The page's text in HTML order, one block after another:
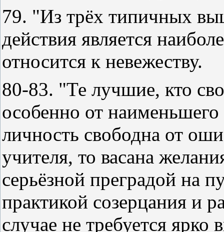
79. "Из трёх типичных
действия является
относится к невежеству.
80-83. "Те лучшие, кто
особенно от наименьшего
личность свободна от
учителя, то васана
серьёзной преградой на
практикой созерцания и
случае не требуется